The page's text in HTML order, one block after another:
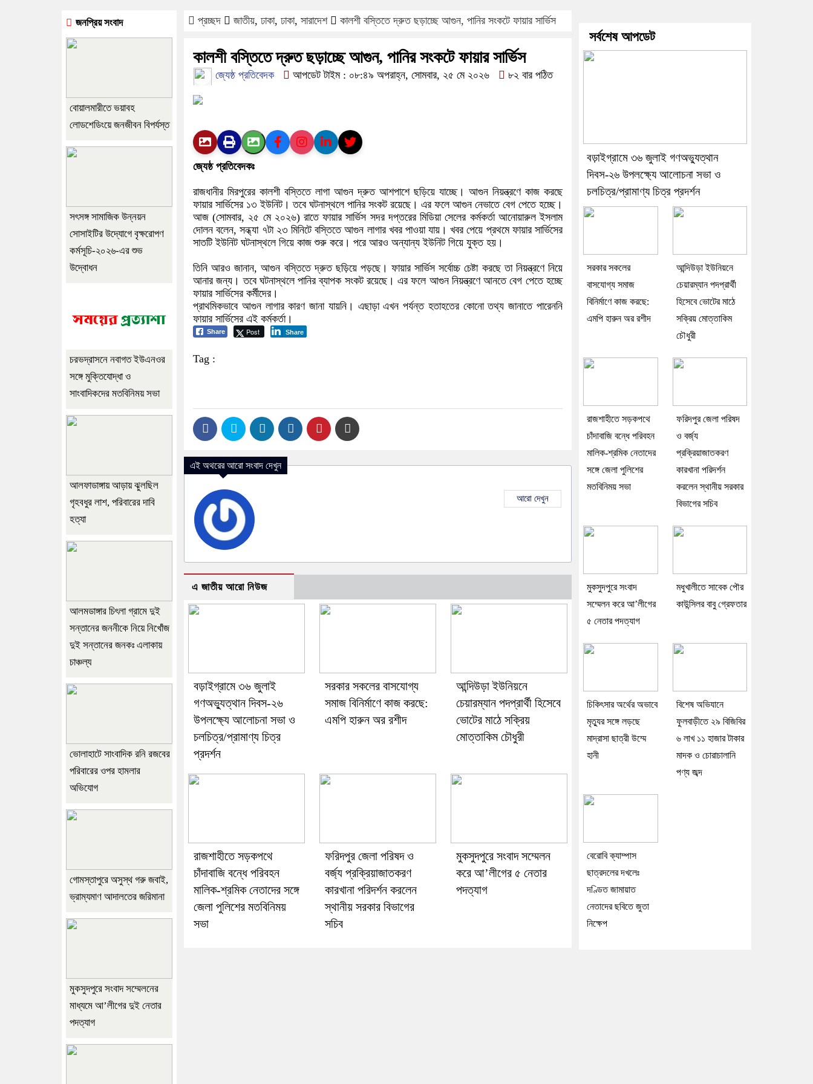
প্রচ্ছদ জাতীয়, ঢাকা, ঢাকা, সারাদেশ কালশী বস্তিতে দ্রুত ছড়াচ্ছে আগুন, পানির সংকটে ফায়ার সার্ভিস
কালশী বস্তিতে দ্রুত ছড়াচ্ছে আগুন, পানির সংকটে ফায়ার সার্ভিস
জ্যেষ্ঠ প্রতিবেদক আপডেট টাইম : ০৮:৪৯ অপরাহ্ন, সোমবার, ২৫ মে ২০২৬ ৮২ বার পঠিত
জ্যেষ্ঠ প্রতিবেদকঃ
রাজধানীর মিরপুরের কালশী বস্তিতে লাগা আগুন দ্রুত আশপাশে ছড়িয়ে যাচ্ছে। আগুন নিয়ন্ত্রণে কাজ করছে
ফায়ার সার্ভিসের ১৩ ইউনিট। তবে ঘটনাস্থলে পানির সংকট রয়েছে। এর ফলে আগুন নেভাতে বেগ পেতে হচ্ছে।
আজ (সোমবার, ২৫ মে ২০২৬) রাতে ফায়ার সার্ভিস সদর দপ্তরের মিডিয়া সেলের কর্মকর্তা আনোয়ারুল ইসলাম
দোলন বলেন, সন্ধ্যা ৭টা ২৩ মিনিটে বস্তিতে আগুন লাগার খবর পাওয়া যায়। খবর পেয়ে প্রথমে ফায়ার সার্ভিসের
সাতটি ইউনিট ঘটনাস্থলে গিয়ে কাজ শুরু করে। পরে আরও অন্যান্য ইউনিট গিয়ে যুক্ত হয়।
তিনি আরও জানান, আগুন বস্তিতে দ্রুত ছড়িয়ে পড়ছে। ফায়ার সার্ভিস সর্বোচ্চ চেষ্টা করছে তা নিয়ন্ত্রণে নিয়ে
আনার জন্য। তবে ঘটনাস্থলে পানির ব্যাপক সংকট রয়েছে। এর ফলে আগুন নিয়ন্ত্রণে আনতে বেগ পেতে হচ্ছে
ফায়ার সার্ভিসের কর্মীদের।
প্রাথমিকভাবে আগুন লাগার কারণ জানা যায়নি। এছাড়া এখন পর্যন্ত হতাহতের কোনো তথ্য জানাতে পারেননি
ফায়ার সার্ভিসের এই কর্মকর্তা।
Share Post Share
Tag :
এই অথরের আরো সংবাদ দেখুন
আরো দেখুন
এ জাতীয় আরো নিউজ
বড়াইগ্রামে ৩৬ জুলাই
গণঅভ্যুত্থান দিবস-২৬
উপলক্ষ্যে আলোচনা সভা ও
চলচিত্র/প্রামাণ্য চিত্র
প্রদর্শন
সরকার সকলের বাসযোগ্য
সমাজ বিনির্মাণে কাজ করছে:
এমপি হারুন অর রশীদ
আন্দিউড়া ইউনিয়নে
চেয়ারম্যান পদপ্রার্থী হিসেবে
ভোটের মাঠে সক্রিয়
মোত্তাকিম চৌধুরী
রাজশাহীতে সড়কপথে
চাঁদাবাজি বন্ধে পরিবহন
মালিক-শ্রমিক নেতাদের সঙ্গে
জেলা পুলিশের মতবিনিময়
সভা
ফরিদপুর জেলা পরিষদ ও
বর্জ্য প্রক্রিয়াজাতকরণ
কারখানা পরিদর্শন করলেন
স্থানীয় সরকার বিভাগের
সচিব
মুকসুদপুরে সংবাদ সম্মেলন
করে আ’লীগের ৫ নেতার
পদত্যাগ
জনপ্রিয় সংবাদ
বোয়ালমারীতে ভয়াবহ
লোডশেডিংয়ে জনজীবন বিপর্যস্ত
সৎসঙ্গ সামাজিক উন্নয়ন
সোসাইটির উদ্যোগে বৃক্ষরোপণ
কর্মসূচি-২০২৬-এর শুভ
উদ্বোধন
চরভদ্রাসনে নবাগত ইউএনওর
সঙ্গে মুক্তিযোদ্ধা ও
সাংবাদিকদের মতবিনিময় সভা
আলফাডাঙ্গায় আড়ায় ঝুলছিল
গৃহবধুর লাশ, পরিবারের দাবি
হত্যা
আলমডাঙ্গার চিৎলা গ্রামে দুই
সন্তানের জননীকে নিয়ে নিখোঁজ
দুই সন্তানের জনকঃ এলাকায়
চাঞ্চল্য
ভোলাহাটে সাংবাদিক রনি রজবের
পরিবারের ওপর হামলার
অভিযোগ
গোমস্তাপুরে অসুস্থ গরু জবাই,
ভ্রাম্যমাণ আদালতের জরিমানা
মুকসুদপুরে সংবাদ সম্মেলনের
মাধ্যমে আ’লীগের দুই নেতার
পদত্যাগ
সর্বশেষ আপডেট
বড়াইগ্রামে ৩৬ জুলাই গণঅভ্যুত্থান
দিবস-২৬ উপলক্ষ্যে আলোচনা সভা ও
চলচিত্র/প্রামাণ্য চিত্র প্রদর্শন
সরকার সকলের
বাসযোগ্য সমাজ
বিনির্মাণে কাজ করছে:
এমপি হারুন অর রশীদ
আন্দিউড়া ইউনিয়নে
চেয়ারম্যান পদপ্রার্থী
হিসেবে ভোটের মাঠে
সক্রিয় মোত্তাকিম
চৌধুরী
রাজশাহীতে সড়কপথে
চাঁদাবাজি বন্ধে পরিবহন
মালিক-শ্রমিক নেতাদের
সঙ্গে জেলা পুলিশের
মতবিনিময় সভা
ফরিদপুর জেলা পরিষদ
ও বর্জ্য
প্রক্রিয়াজাতকরণ
কারখানা পরিদর্শন
করলেন স্থানীয় সরকার
বিভাগের সচিব
মুকসুদপুরে সংবাদ
সম্মেলন করে আ’লীগের
৫ নেতার পদত্যাগ
মধুখালীতে সাবেক পৌর
কাউন্সিলর বাবু গ্রেফতার
চিকিৎসার অর্থের অভাবে
মৃত্যুর সঙ্গে লড়ছে
মাদ্রাসা ছাত্রী উম্মে
হানী
বিশেষ অভিযানে
ফুলবাড়ীতে ২৯ বিজিবির
৬ লাখ ১১ হাজার টাকার
মাদক ও চোরাচালানি
পণ্য জব্দ
বেরোবি ক্যাম্পাস
ছাত্রদলের দখলেঃ
দণ্ডিত জামায়াত
নেতাদের ছবিতে জুতা
নিক্ষেপ